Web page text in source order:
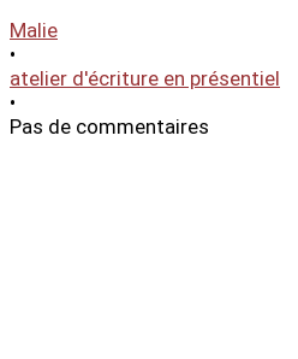
Malie
•
atelier d'écriture en présentiel
•
Pas de commentaires